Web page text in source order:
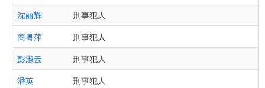
沈丽辉
刑事犯人
商粤萍
刑事犯人
彭淑云
刑事犯人
潘英
刑事犯人